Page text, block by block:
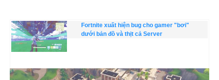
Fortnite xuất hiện bug cho gamer "bơi"
dưới bản đồ và thịt cả Server